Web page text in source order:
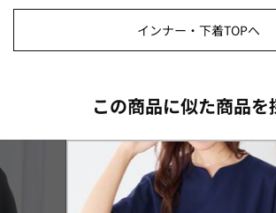
インナー・下着TOPへ
この商品に似た商品を